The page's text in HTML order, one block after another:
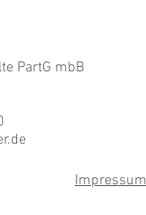
PartG mbB
Impressum